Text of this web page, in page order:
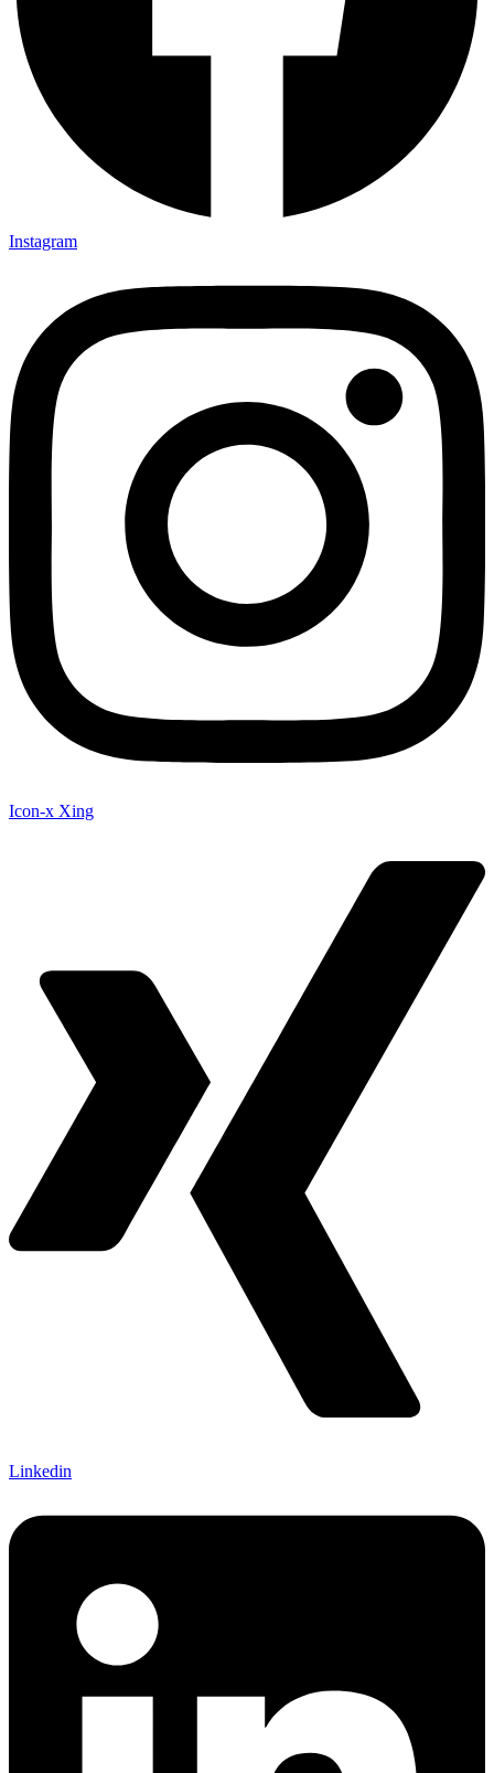
Instagram
Icon-x Xing
Linkedin